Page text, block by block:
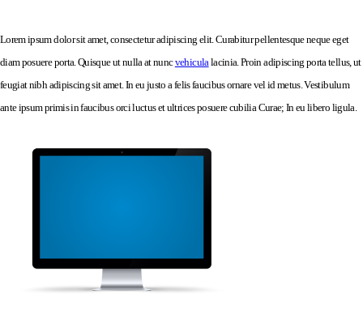
Lorem ipsum dolor sit amet, consectetur adipiscing elit. Curabitur pellentesque neque eget
diam posuere porta. Quisque ut nulla at nuncvehiculalacinia. Proin adipiscing porta tellus, ut
feugiat nibh adipiscing sit amet. In eu justo a felis faucibus ornare vel id metus. Vestibulum
ante ipsum primis in faucibus orci luctus et ultrices posuere cubilia Curae; In eu libero ligula.